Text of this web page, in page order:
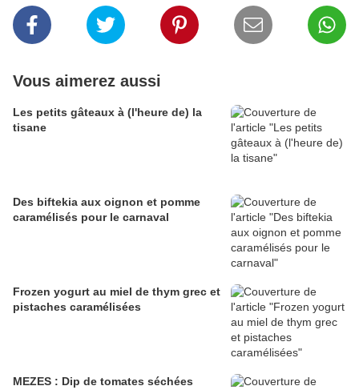
Vous aimerez aussi
Les petits gâteaux à (l'heure de) la
tisane
Des biftekia aux oignon et pomme
caramélisés pour le carnaval
Frozen yogurt au miel de thym grec et
pistaches caramélisées
MEZES : Dip de tomates séchées